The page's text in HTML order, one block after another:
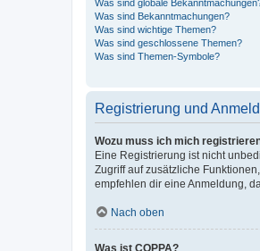
Was sind globale
Was sind Bekanntmachungen?
Was sind wichtige Themen?
Was sind geschlossene Themen?
Was sind Themen-Symbole?
Registrierung und
Wozu muss ich mich
Eine Registrierung ist nicht
Zugriff auf zusätzliche
empfehlen dir eine Anmeldung,
Nach oben
Was ist COPPA?